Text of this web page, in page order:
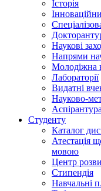
Історія
Наукові
Напрями
Молодіжна
Лабораторії
Видатні
Науково-
Аспірантура
Студенту
Каталог
Атестація
мовою
Центр
Стипендія
Навчальні